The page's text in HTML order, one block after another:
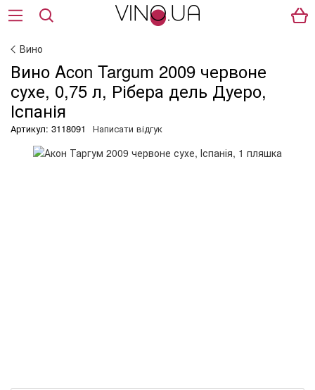
Вино
Вино Acon Targum 2009 червоне
сухе, 0,75 л, Рібера дель Дуеро,
Іспанія
Артикул: 3118091 Написати відгук